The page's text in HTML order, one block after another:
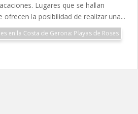
Lugares que se hallan
la posibilidad de realizar una...
en la Costa de Gerona: Playas de Roses